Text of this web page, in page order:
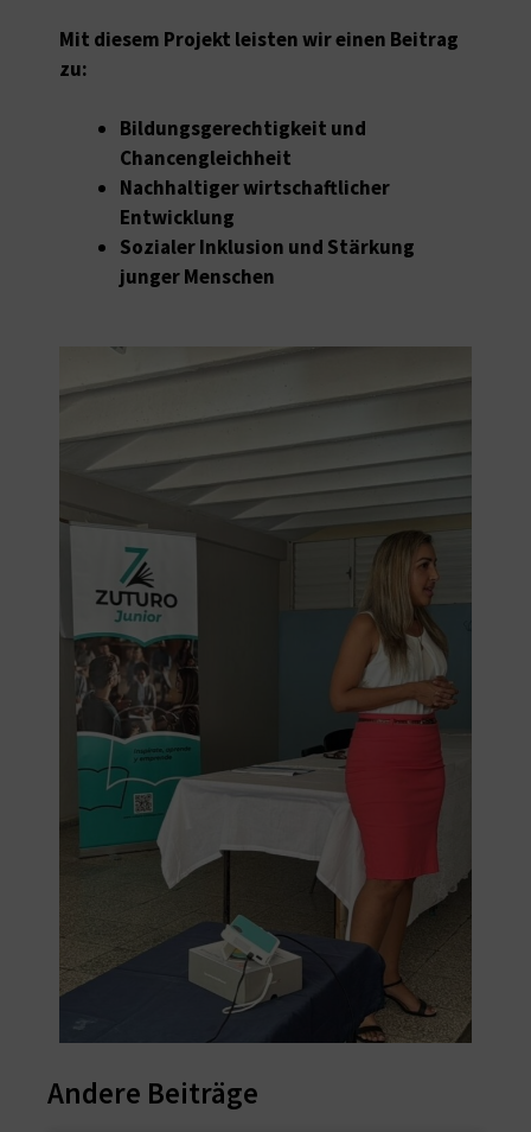
Mit diesem Projekt leisten wir einen Beitrag
zu:
Bildungsgerechtigkeit und
Chancengleichheit
Nachhaltiger wirtschaftlicher
Entwicklung
Sozialer Inklusion und Stärkung
junger Menschen
Andere Beiträge